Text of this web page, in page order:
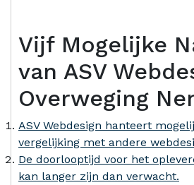
Vijf Mogelijke
van ASV
Overweging
ASV Webdesign hanteert
vergelijking met andere
De doorlooptijd voor het
kan langer zijn dan verwacht.